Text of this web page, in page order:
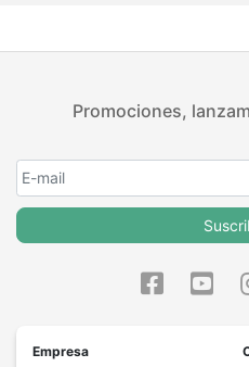
Promociones,
Empresa